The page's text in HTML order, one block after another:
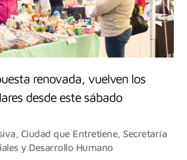
renovada, vuelven los
desde este sábado
, Ciudad que Entretiene, Secretaría
y Desarrollo Humano